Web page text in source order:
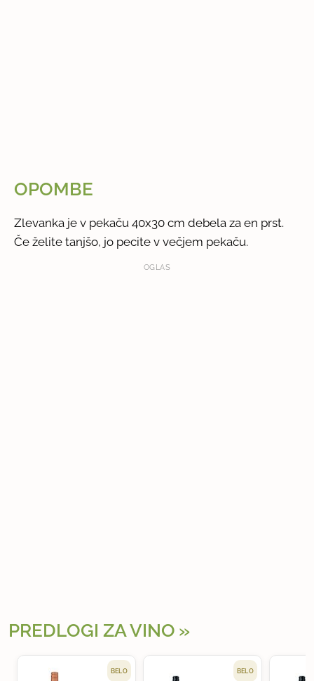
OPOMBE
Zlevanka je v pekaču 40x30 cm debela za en prst.
Če želite tanjšo, jo pecite v večjem pekaču.
OGLAS
PREDLOGI ZA VINO
BELO BELO